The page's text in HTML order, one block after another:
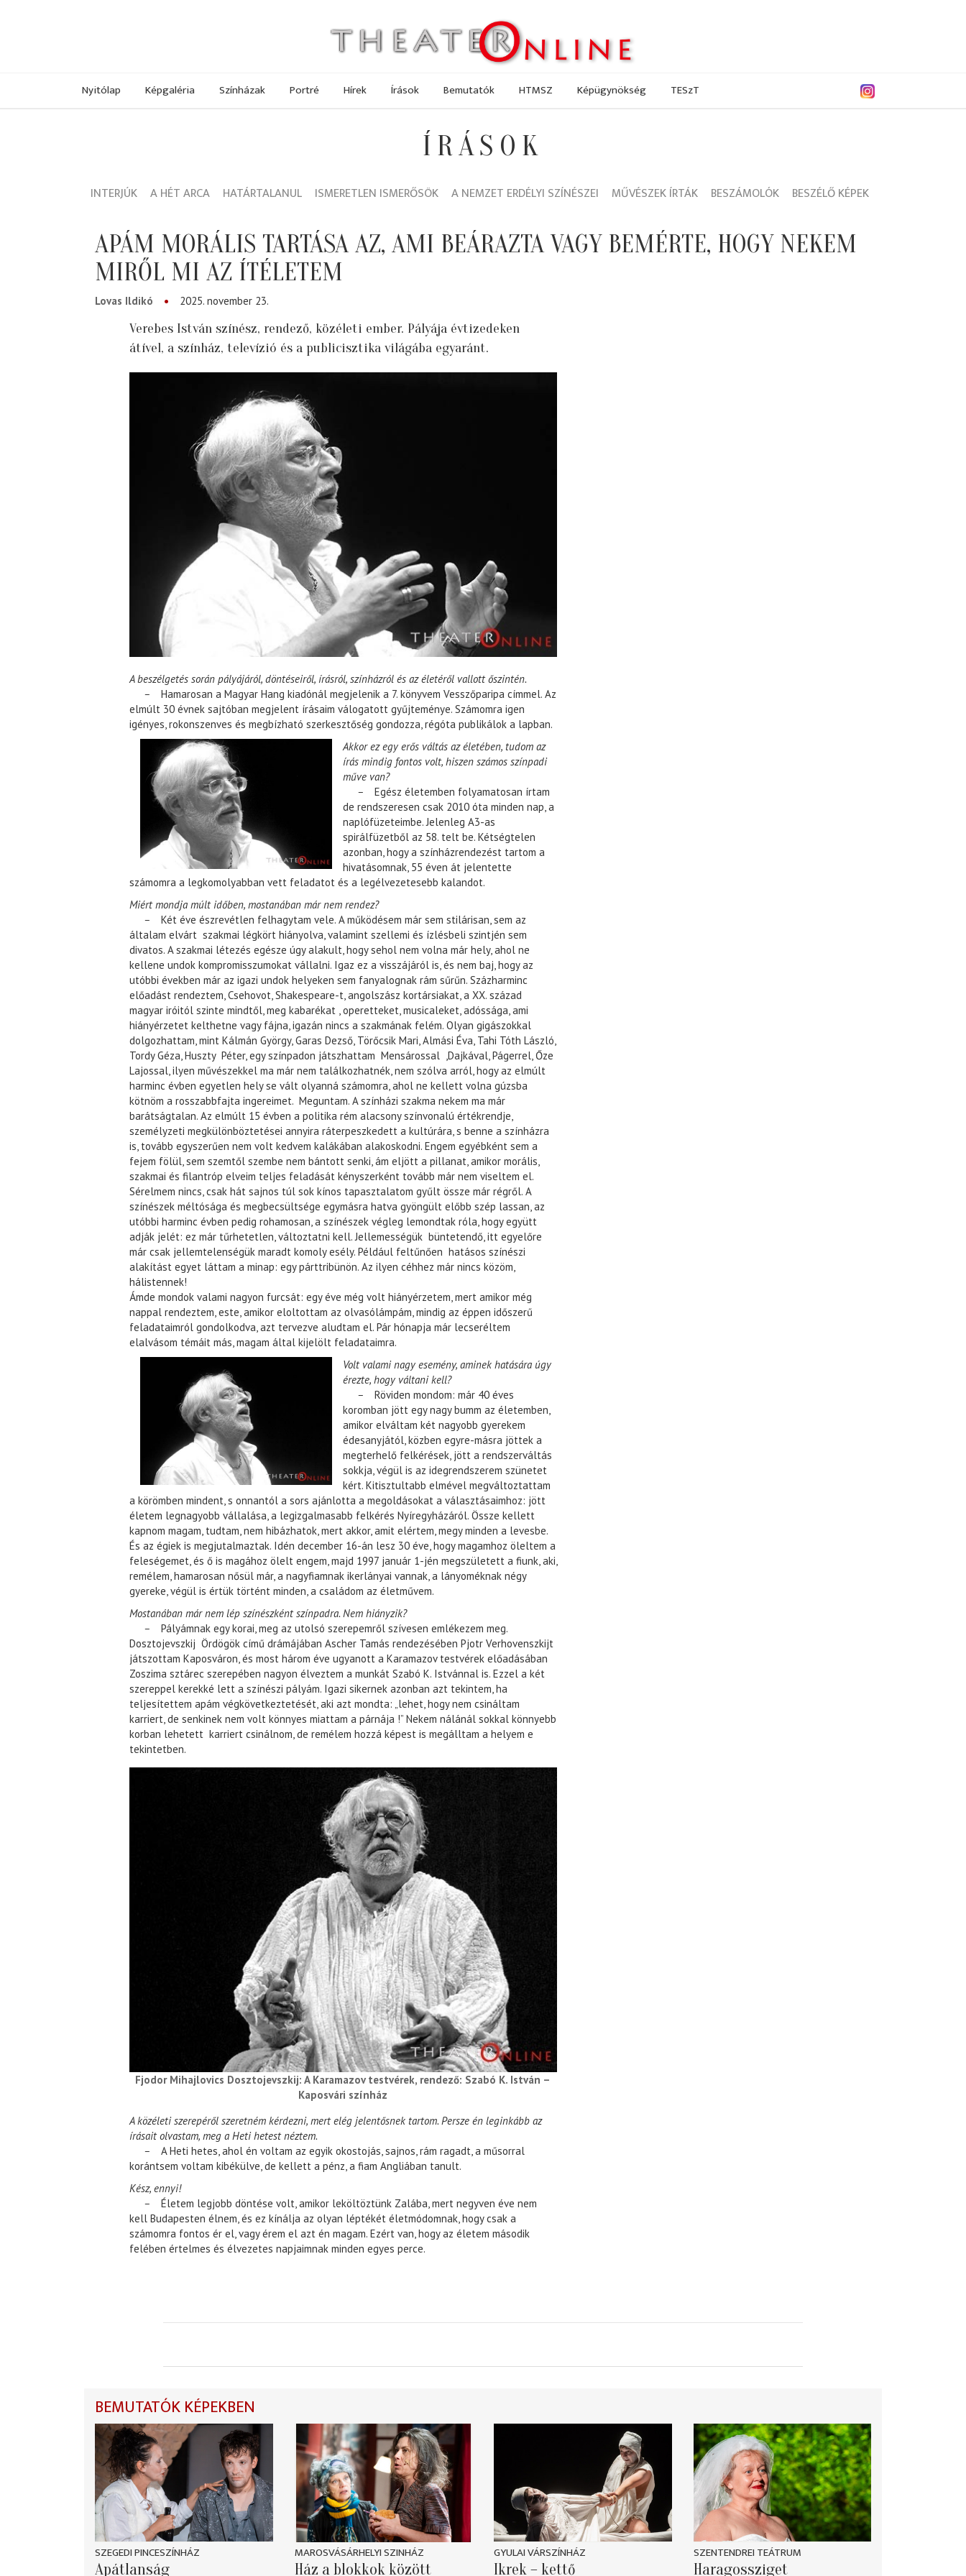
Nyitólap Képgaléria Színházak Portré Hírek Írások Bemutatók HTMSZ Képügynökség TESzT
ÍRÁSOK
INTERJÚK A HÉT ARCA HATÁRTALANUL ISMERETLEN ISMERŐSÖK A NEMZET ERDÉLYI SZÍNÉSZEI MŰVÉSZEK ÍRTÁK BESZÁMOLÓK BESZÉLŐ KÉPEK
APÁM MORÁLIS TARTÁSA AZ, AMI BEÁRAZTA VAGY BEMÉRTE, HOGY NEKEM
MIRŐL MI AZ ÍTÉLETEM
Lovas Ildikó 2025. november 23.
Verebes István színész, rendező, közéleti ember. Pályája évtizedeken
átível, a színház, televízió és a publicisztika világába egyaránt.
A beszélgetés során pályájáról, döntéseiről, írásról, színházról és az életéről vallott őszintén.
– Hamarosan a Magyar Hang kiadónál megjelenik a 7. könyvem Vesszőparipa címmel. Az
elmúlt 30 évnek sajtóban megjelent írásaim válogatott gyűjteménye. Számomra igen
igényes, rokonszenves és megbízható szerkesztőség gondozza, régóta publikálok a lapban.
Akkor ez egy erős váltás az életében, tudom az
írás mindig fontos volt, hiszen számos színpadi
műve van?
– Egész életemben folyamatosan írtam
de rendszeresen csak 2010 óta minden nap, a
naplófüzeteimbe. Jelenleg A3-as
spirálfüzetből az 58. telt be. Kétségtelen
azonban, hogy a színházrendezést tartom a
hivatásomnak, 55 éven át jelentette
számomra a legkomolyabban vett feladatot és a legélvezetesebb kalandot.
Miért mondja múlt időben, mostanában már nem rendez?
– Két éve észrevétlen felhagytam vele. A működésem már sem stilárisan, sem az
általam elvárt szakmai légkört hiányolva, valamint szellemi és ízlésbeli szintjén sem
divatos. A szakmai létezés egésze úgy alakult, hogy sehol nem volna már hely, ahol ne
kellene undok kompromisszumokat vállalni. Igaz ez a visszájáról is, és nem baj, hogy az
utóbbi években már az igazi undok helyeken sem fanyalognak rám sűrűn. Százharminc
előadást rendeztem, Csehovot, Shakespeare-t, angolszász kortársiakat, a XX. század
magyar iróitól szinte mindtől, meg kabarékat , operetteket, musicaleket, adóssága, ami
hiányérzetet kelthetne vagy fájna, igazán nincs a szakmának felém. Olyan gigászokkal
dolgozhattam, mint Kálmán György, Garas Dezső, Törőcsik Mari, Almási Éva, Tahi Tóth László,
Tordy Géza, Huszty Péter, egy színpadon játszhattam Mensárossal ,Dajkával, Págerrel, Őze
Lajossal, ilyen művészekkel ma már nem találkozhatnék, nem szólva arról, hogy az elmúlt
harminc évben egyetlen hely se vált olyanná számomra, ahol ne kellett volna gúzsba
kötnöm a rosszabbfajta ingereimet. Meguntam. A színházi szakma nekem ma már
barátságtalan. Az elmúlt 15 évben a politika rém alacsony színvonalú értékrendje,
személyzeti megkülönböztetései annyira ráterpeszkedett a kultúrára, s benne a színházra
is, tovább egyszerűen nem volt kedvem kalákában alakoskodni. Engem egyébként sem a
fejem fölül, sem szemtől szembe nem bántott senki, ám eljött a pillanat, amikor morális,
szakmai és filantróp elveim teljes feladását kényszerként tovább már nem viseltem el.
Sérelmem nincs, csak hát sajnos túl sok kínos tapasztalatom gyűlt össze már régről. A
színészek méltósága és megbecsültsége egymásra hatva gyöngült előbb szép lassan, az
utóbbi harminc évben pedig rohamosan, a színészek végleg lemondtak róla, hogy együtt
adják jelét: ez már tűrhetetlen, változtatni kell. Jellemességük büntetendő, itt egyelőre
már csak jellemtelenségük maradt komoly esély. Például feltűnően hatásos színészi
alakítást egyet láttam a minap: egy párttribünön. Az ilyen céhhez már nincs közöm,
hálistennek!
Ámde mondok valami nagyon furcsát: egy éve még volt hiányérzetem, mert amikor még
nappal rendeztem, este, amikor eloltottam az olvasólámpám, mindig az éppen időszerű
feladataimról gondolkodva, azt tervezve aludtam el. Pár hónapja már lecseréltem
elalvásom témáit más, magam által kijelölt feladataimra.
Volt valami nagy esemény, aminek hatására úgy
érezte, hogy váltani kell?
– Röviden mondom: már 40 éves
koromban jött egy nagy bumm az életemben,
amikor elváltam két nagyobb gyerekem
édesanyjától, közben egyre-másra jöttek a
megterhelő felkérések, jött a rendszerváltás
sokkja, végül is az idegrendszerem szünetet
kért. Kitisztultabb elmével megváltoztattam
a körömben mindent, s onnantól a sors ajánlotta a megoldásokat a választásaimhoz: jött
életem legnagyobb vállalása, a legizgalmasabb felkérés Nyíregyházáról. Össze kellett
kapnom magam, tudtam, nem hibázhatok, mert akkor, amit elértem, megy minden a levesbe.
És az égiek is megjutalmaztak. Idén december 16-án lesz 30 éve, hogy magamhoz öleltem a
feleségemet, és ő is magához ölelt engem, majd 1997 január 1-jén megszületett a fiunk, aki,
remélem, hamarosan nősül már, a nagyfiamnak ikerlányai vannak, a lányoméknak négy
gyereke, végül is értük történt minden, a családom az életművem.
Mostanában már nem lép színészként színpadra. Nem hiányzik?
– Pályámnak egy korai, meg az utolsó szerepemről szívesen emlékezem meg.
Dosztojevszkij Ördögök című drámájában Ascher Tamás rendezésében Pjotr Verhovenszkijt
játszottam Kaposváron, és most három éve ugyanott a Karamazov testvérek előadásában
Zoszima sztárec szerepében nagyon élveztem a munkát Szabó K. Istvánnal is. Ezzel a két
szereppel kerekké lett a színészi pályám. Igazi sikernek azonban azt tekintem, ha
teljesítettem apám végkövetkeztetését, aki azt mondta: „lehet, hogy nem csináltam
karriert, de senkinek nem volt könnyes miattam a párnája !” Nekem nálánál sokkal könnyebb
korban lehetett karriert csinálnom, de remélem hozzá képest is megálltam a helyem e
tekintetben.
Fjodor Mihajlovics Dosztojevszkij: A Karamazov testvérek, rendező: Szabó K. István –
Kaposvári színház
A közéleti szerepéről szeretném kérdezni, mert elég jelentősnek tartom. Persze én leginkább az
írásait olvastam, meg a Heti hetest néztem.
– A Heti hetes, ahol én voltam az egyik okostojás, sajnos, rám ragadt, a műsorral
korántsem voltam kibékülve, de kellett a pénz, a fiam Angliában tanult.
Kész, ennyi!
– Életem legjobb döntése volt, amikor leköltöztünk Zalába, mert negyven éve nem
kell Budapesten élnem, és ez kínálja az olyan léptékét életmódomnak, hogy csak a
számomra fontos ér el, vagy érem el azt én magam. Ezért van, hogy az életem második
felében értelmes és élvezetes napjaimnak minden egyes perce.
BEMUTATÓK KÉPEKBEN
SZEGEDI PINCESZÍNHÁZ
Apátlanság
MAROSVÁSÁRHELYI SZINHÁZ
Ház a blokkok között
GYULAI VÁRSZÍNHÁZ
Ikrek – kettő
SZENTENDREI TEÁTRUM
Haragossziget